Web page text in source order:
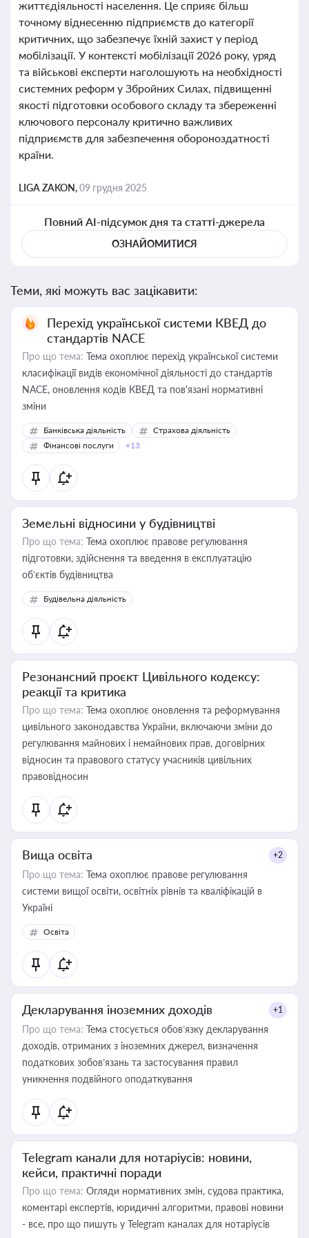
життєдіяльності населення. Це сприяє більш
точному віднесенню підприємств до категорії
критичних, що забезпечує їхній захист у період
мобілізації. У контексті мобілізації 2026 року, уряд
та військові експерти наголошують на необхідності
системних реформ у Збройних Силах, підвищенні
якості підготовки особового складу та збереженні
ключового персоналу критично важливих
підприємств для забезпечення обороноздатності
країни.
LIGA ZAKON,09 грудня 2025
Повний AI-підсумок дня та статті-джерела
ОЗНАЙОМИТИСЯ
Теми, які можуть вас зацікавити:
Перехід української системи КВЕД до
стандартів NACE
Про що тема: Тема охоплює перехід української системи
класифікації видів економічної діяльності до стандартів
NACE, оновлення кодів КВЕД та пов'язані нормативні
зміни
Банківська діяльність
Страхова діяльність
Фінансові послуги
+13
Земельні відносини у будівництві
Про що тема: Тема охоплює правове регулювання
підготовки, здійснення та введення в експлуатацію
об’єктів будівництва
Будівельна діяльність
Резонансний проєкт Цивільного кодексу:
реакції та критика
Про що тема: Тема охоплює оновлення та реформування
цивільного законодавства України, включаючи зміни до
регулювання майнових і немайнових прав, договірних
відносин та правового статусу учасників цивільних
правовідносин
Вища освіта +2
Про що тема: Тема охоплює правове регулювання
системи вищої освіти, освітніх рівнів та кваліфікацій в
Україні
Освіта
Декларування іноземних доходів +1
Про що тема: Тема стосується обов’язку декларування
доходів, отриманих з іноземних джерел, визначення
податкових зобов’язань та застосування правил
уникнення подвійного оподаткування
Telegram канали для нотаріусів: новини,
кейси, практичні поради
Про що тема: Огляди нормативних змін, судова практика,
коментарі експертів, юридичні алгоритми, правові новини
- все, про що пишуть у Telegram каналах для нотаріусів